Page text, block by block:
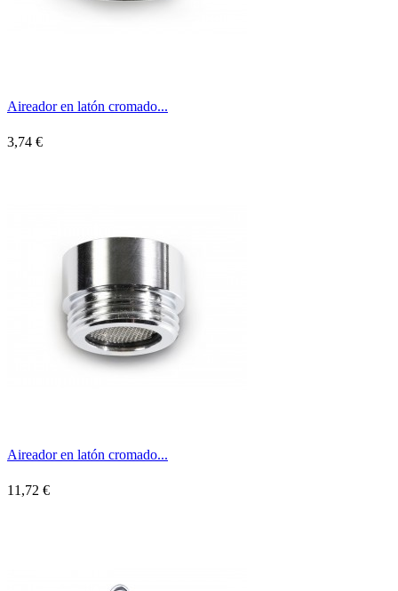
Aireador en latón cromado...
3,74 €
Aireador en latón cromado...
11,72 €